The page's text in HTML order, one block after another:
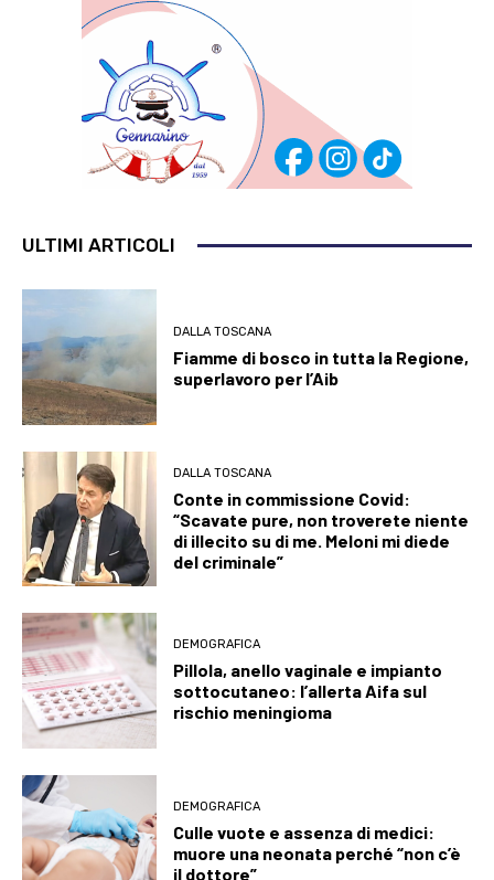
ULTIMI ARTICOLI
DALLA TOSCANA
Fiamme di bosco in tutta la Regione,
superlavoro per l’Aib
DALLA TOSCANA
Conte in commissione Covid:
“Scavate pure, non troverete niente
di illecito su di me. Meloni mi diede
del criminale”
DEMOGRAFICA
Pillola, anello vaginale e impianto
sottocutaneo: l’allerta Aifa sul
rischio meningioma
DEMOGRAFICA
Culle vuote e assenza di medici:
muore una neonata perché “non c’è
il dottore”